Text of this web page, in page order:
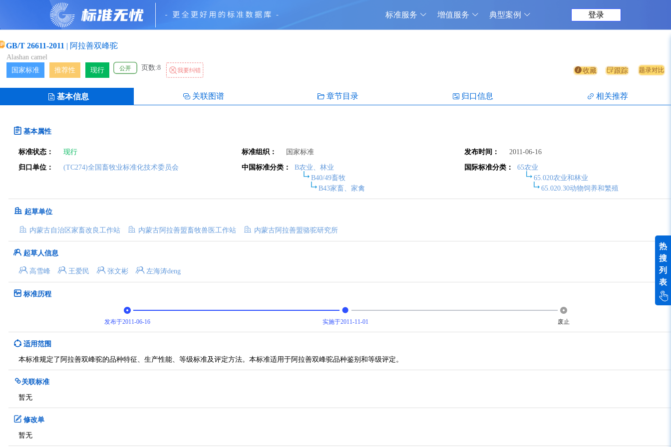
标准服务 增值服务 典型案例 登录
GB/T 26611-2011 | 阿拉善双峰驼
Alashan camel
国家标准
推荐性 现行 公开 页数:8 我要纠错 收藏 跟踪 题录对比
基本信息 关联图谱 章节目录 归口信息 相关推荐
基本属性
标准状态： 现行 标准组织： 国家标准 发布时间： 2011-06-16
归口单位： (TC274)全国畜牧业标准化技术委员会 中国标准分类：
B农业、林业
B40/49畜牧
B43家畜、家禽
国际标准分类：
65农业
65.020农业和林业
65.020.30动物饲养和繁殖
起草单位
内蒙古自治区家畜改良工作站 内蒙古阿拉善盟畜牧兽医工作站 内蒙古阿拉善盟骆驼研究所
起草人信息
高雪峰 王爱民 张文彬 左海涛deng
标准历程
发布于2011-06-16 实施于2011-11-01 废止
适用范围
本标准规定了阿拉善双峰驼的品种特征、生产性能、等级标准及评定方法。本标准适用于阿拉善双峰驼品种鉴别和等级评定。
关联标准
暂无
修改单
暂无
热
搜
列
表